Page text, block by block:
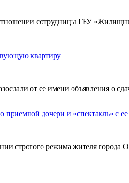
сотрудницы ГБУ
квартиру
от ее имени объявления о
дочери и «спектакль» с
строгого режима жителя